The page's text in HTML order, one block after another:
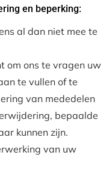
en beperking:
al dan niet mee te
om ons te vragen uw
te vullen of te
van mededelen
bepaalde
kunnen zijn.
van uw